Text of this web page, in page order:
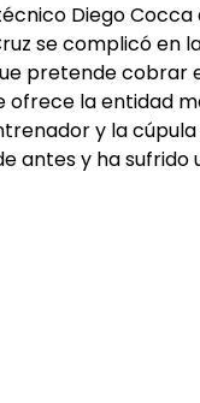
Diego
se complicó en
pretende cobrar
ofrece la entidad
y la
antes y ha sufrido